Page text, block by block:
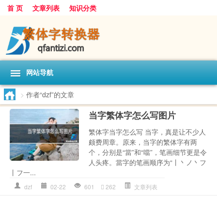
首 页 文章列表 知识分类
网站导航
> 作者“dzf”的文章
当字繁体字怎么写图片
繁体字当字怎么写 当字，真是让不少人
颇费周章。原来，当字的繁体字有两
个，分别是“當”和“噹”，笔画细节更是令
人头疼。當字的笔画顺序为“丨丶ノ丶フ
丨フ一...
dzf 02-22 601 262 文章列表